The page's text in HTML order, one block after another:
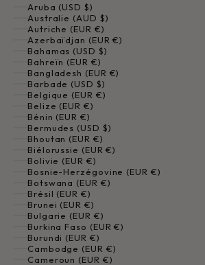
Aruba (USD $)
Australie (AUD $)
Autriche (EUR €)
Azerbaïdjan (EUR €)
Bahamas (USD $)
Bahreïn (EUR €)
Bangladesh (EUR €)
Barbade (USD $)
Belgique (EUR €)
Belize (EUR €)
Bénin (EUR €)
Bermudes (USD $)
Bhoutan (EUR €)
Biélorussie (EUR €)
Bolivie (EUR €)
Bosnie-Herzégovine (EUR €)
Botswana (EUR €)
Brésil (EUR €)
Brunei (EUR €)
Bulgarie (EUR €)
Burkina Faso (EUR €)
Burundi (EUR €)
Cambodge (EUR €)
Cameroun (EUR €)